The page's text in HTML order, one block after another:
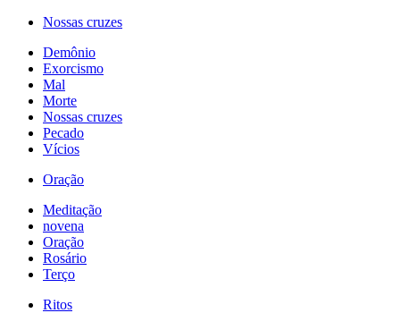
Nossas cruzes
Demônio
Exorcismo
Mal
Morte
Nossas cruzes
Pecado
Vícios
Oração
Meditação
novena
Oração
Rosário
Terço
Ritos